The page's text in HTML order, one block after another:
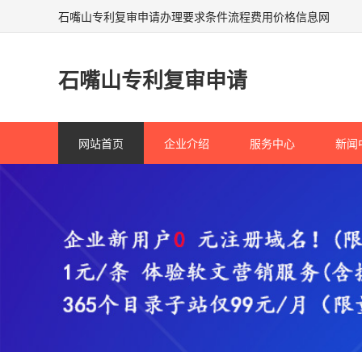
石嘴山专利复审申请办理要求条件流程费用价格信息网
石嘴山专利复审申请
网站首页 企业介绍 服务中心 新闻